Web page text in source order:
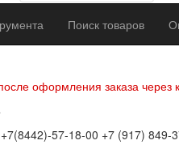
Поиск товаров
оформления заказа через
57-18-00 +7 (917) 849-